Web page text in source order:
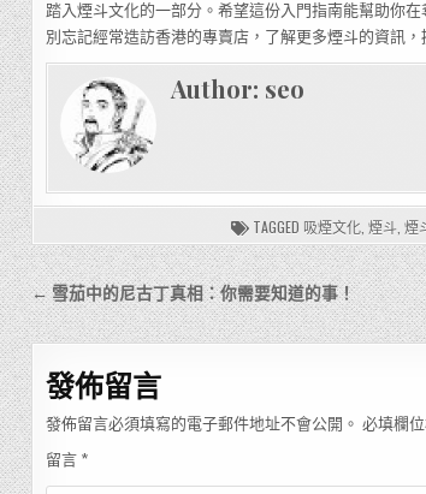
踏入煙斗文化的一部分。希望這份入門指南能幫助你
別忘記經常造訪香港的專賣店，了解更多煙斗的資訊，
Author: seo
TAGGED 吸煙文化 ,煙斗 ,煙
文
章
導
覽
← 雪茄中的尼古丁真相：你需要知道的事！
發佈留言
發佈留言必須填寫的電子郵件地址不會公開。 必填欄
留言 *